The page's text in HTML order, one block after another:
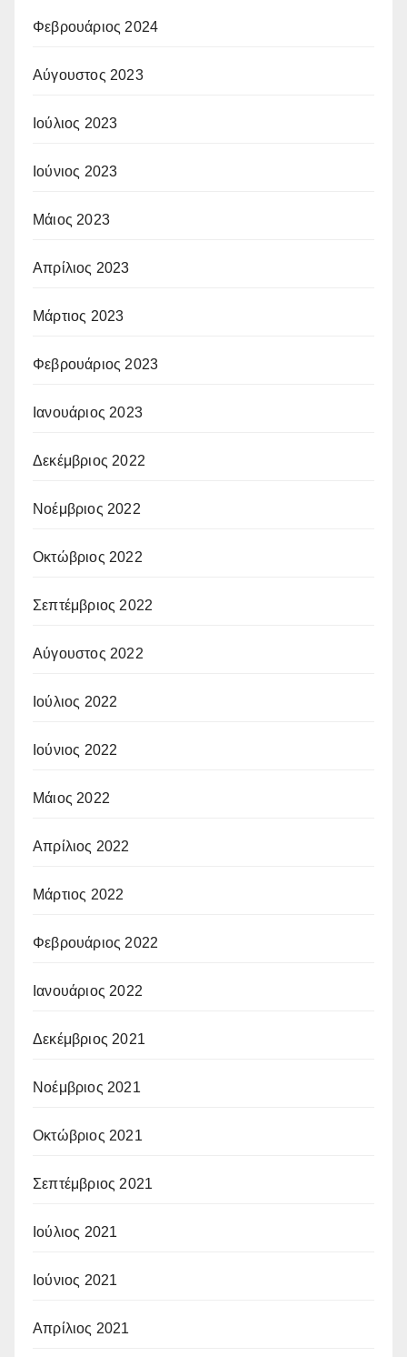
Φεβρουάριος 2024
Αύγουστος 2023
Ιούλιος 2023
Ιούνιος 2023
Μάιος 2023
Απρίλιος 2023
Μάρτιος 2023
Φεβρουάριος 2023
Ιανουάριος 2023
Δεκέμβριος 2022
Νοέμβριος 2022
Οκτώβριος 2022
Σεπτέμβριος 2022
Αύγουστος 2022
Ιούλιος 2022
Ιούνιος 2022
Μάιος 2022
Απρίλιος 2022
Μάρτιος 2022
Φεβρουάριος 2022
Ιανουάριος 2022
Δεκέμβριος 2021
Νοέμβριος 2021
Οκτώβριος 2021
Σεπτέμβριος 2021
Ιούλιος 2021
Ιούνιος 2021
Απρίλιος 2021